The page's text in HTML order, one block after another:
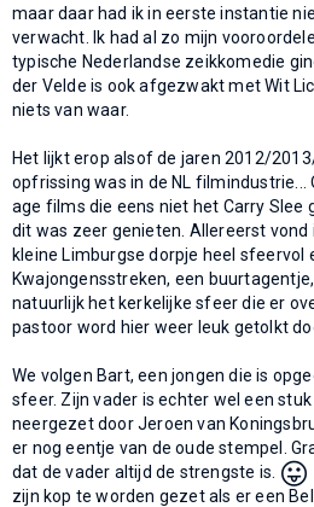
maar daar had ik in eerste instantie
verwacht. Ik had al zo mijn
typische Nederlandse zeikkomedie
der Velde is ook afgezwakt met Wit
niets van waar.
Het lijkt erop alsof de jaren 2012/
opfrissing was in de NL
age films die eens niet het Carry Slee
dit was zeer genieten. Allereerst
kleine Limburgse dorpje heel sfeervol
Kwajongensstreken, een
natuurlijk het kerkelijke sfeer die er
pastoor word hier weer leuk getolkt
We volgen Bart, een jongen die is
sfeer. Zijn vader is echter wel een
neergezet door Jeroen van
er nog eentje van de oude stempel.
dat de vader altijd de strengste is. 😛
zijn kop te worden gezet als er een